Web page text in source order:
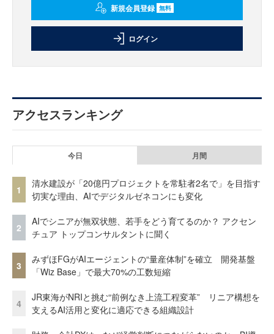
新規会員登録 無料
ログイン
アクセスランキング
今日 月間
1
清水建設が「20億円プロジェクトを常駐者2名で」を目指す
切実な理由、AIでデジタルゼネコンにも変化
2
AIでシニアが無双状態、若手をどう育てるのか？ アクセン
チュア トップコンサルタントに聞く
3
みずほFGがAIエージェントの“量産体制”を確立 開発基盤
「Wiz Base」で最大70%の工数短縮
4
JR東海がNRIと挑む“前例なき上流工程変革” リニア構想を
支えるAI活用と変化に適応できる組織設計